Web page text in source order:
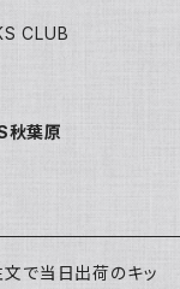
CLUB
秋葉原
で当日出荷のキッ